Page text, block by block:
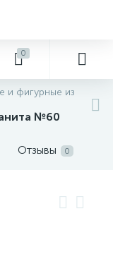
0
и фигурные из
№60
Отзывы 0